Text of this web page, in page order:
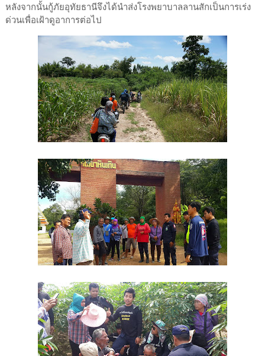
หลังจากนั้นกู้ภัยอุทัยธานีจึงได้นำส่งโรงพยาบาลลานสักเป็นการเร่ง
ด่วนเพื่อเฝ้าดูอาการต่อไป